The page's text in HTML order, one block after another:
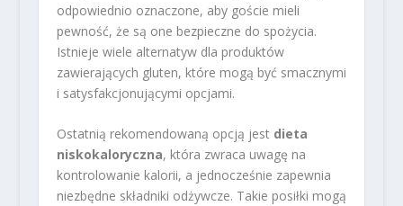
odpowiednio oznaczone, aby goście mieli
pewność, że są one bezpieczne do spożycia.
Istnieje wiele alternatyw dla produktów
zawierających gluten, które mogą być smacznymi
i satysfakcjonującymi opcjami.
Ostatnią rekomendowaną opcją jest dieta
niskokaloryczna, która zwraca uwagę na
kontrolowanie kalorii, a jednocześnie zapewnia
niezbędne składniki odżywcze. Takie posiłki mogą